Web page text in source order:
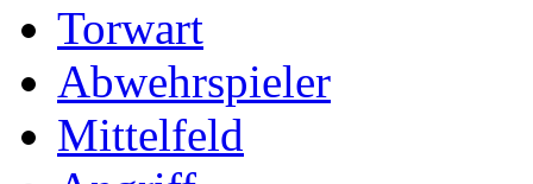
Torwart
Abwehrspieler
Mittelfeld